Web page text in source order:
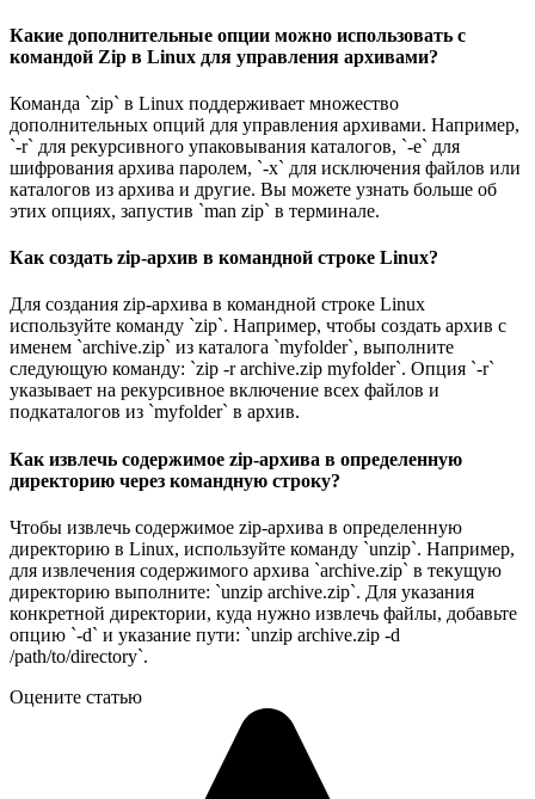
Какие дополнительные опции можно использовать с
командой Zip в Linux для управления архивами?
Команда `zip` в Linux поддерживает множество
дополнительных опций для управления архивами. Например,
`-r` для рекурсивного упаковывания каталогов, `-e` для
шифрования архива паролем, `-x` для исключения файлов или
каталогов из архива и другие. Вы можете узнать больше об
этих опциях, запустив `man zip` в терминале.
Как создать zip-архив в командной строке Linux?
Для создания zip-архива в командной строке Linux
используйте команду `zip`. Например, чтобы создать архив с
именем `archive.zip` из каталога `myfolder`, выполните
следующую команду: `zip -r archive.zip myfolder`. Опция `-r`
указывает на рекурсивное включение всех файлов и
подкаталогов из `myfolder` в архив.
Как извлечь содержимое zip-архива в определенную
директорию через командную строку?
Чтобы извлечь содержимое zip-архива в определенную
директорию в Linux, используйте команду `unzip`. Например,
для извлечения содержимого архива `archive.zip` в текущую
директорию выполните: `unzip archive.zip`. Для указания
конкретной директории, куда нужно извлечь файлы, добавьте
опцию `-d` и указание пути: `unzip archive.zip -d
/path/to/directory`.
Оцените статью